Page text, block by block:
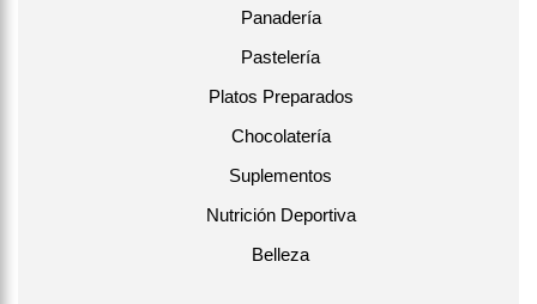
Panadería
Pastelería
Platos Preparados
Chocolatería
Suplementos
Nutrición Deportiva
Belleza